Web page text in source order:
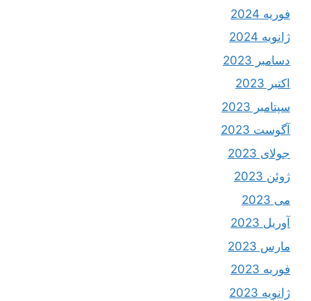
فوریه 2024
ژانویه 2024
دسامبر 2023
اکتبر 2023
سپتامبر 2023
آگوست 2023
جولای 2023
ژوئن 2023
می 2023
آوریل 2023
مارس 2023
فوریه 2023
ژانویه 2023